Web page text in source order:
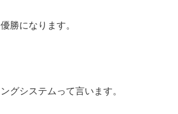
勝になります。
グシステムって言います。